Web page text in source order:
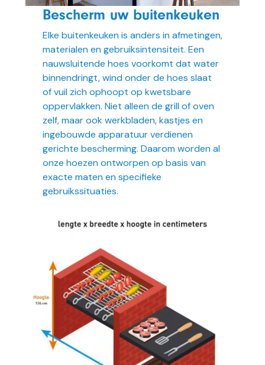
Bescherm uw buitenkeuken
Elke buitenkeuken is anders in afmetingen,
materialen en gebruiksintensiteit. Een
nauwsluitende hoes voorkomt dat water
binnendringt, wind onder de hoes slaat
of vuil zich ophoopt op kwetsbare
oppervlakken. Niet alleen de grill of oven
zelf, maar ook werkbladen, kastjes en
ingebouwde apparatuur verdienen
gerichte bescherming. Daarom worden al
onze hoezen ontworpen op basis van
exacte maten en specifieke
gebruikssituaties.